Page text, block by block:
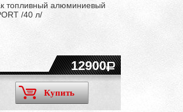
топливный алюминиевый
/40 л/
12900
Купить